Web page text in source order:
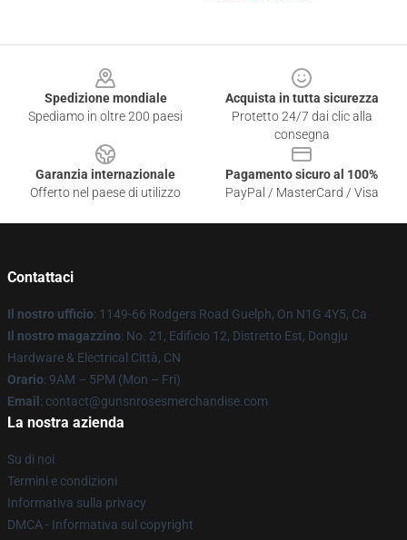
Spedizione mondiale
Spediamo in oltre 200 paesi
Acquista in tutta sicurezza
Protetto 24/7 dai clic alla
consegna
Garanzia internazionale
Offerto nel paese di utilizzo
Pagamento sicuro al 100%
PayPal / MasterCard / Visa
Contattaci
Il nostro ufficio: 1149-66 Rodgers Road Guelph, On N1G 4Y5, Ca
Il nostro magazzino: No. 21, Edificio 12, Distretto Est, Dongju
Hardware & Electrical Città, CN
Orario: 9AM – 5PM (Mon – Fri)
Email : contact@gunsnrosesmerchandise.com
La nostra azienda
Su di noi
Termini e condizioni
Informativa sulla privacy
DMCA - Informativa sul copyright